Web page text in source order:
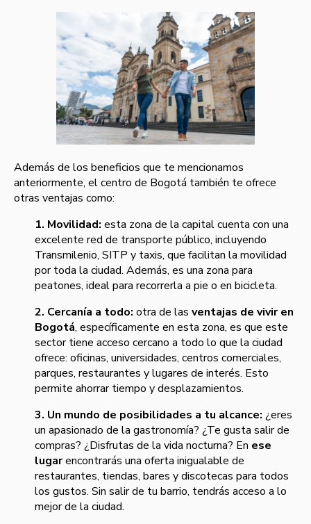
Además de los beneficios que te mencionamos
anteriormente, el centro de Bogotá también te ofrece
otras ventajas como:
1. Movilidad: esta zona de la capital cuenta con una
excelente red de transporte público, incluyendo
Transmilenio, SITP y taxis, que facilitan la movilidad
por toda la ciudad. Además, es una zona para
peatones, ideal para recorrerla a pie o en bicicleta.
2. Cercanía a todo: otra de las ventajas de vivir en
Bogotá, específicamente en esta zona, es que este
sector tiene acceso cercano a todo lo que la ciudad
ofrece: oficinas, universidades, centros comerciales,
parques, restaurantes y lugares de interés. Esto
permite ahorrar tiempo y desplazamientos.
3. Un mundo de posibilidades a tu alcance: ¿eres
un apasionado de la gastronomía? ¿Te gusta salir de
compras? ¿Disfrutas de la vida nocturna? En ese
lugarencontrarás una oferta inigualable de
restaurantes, tiendas, bares y discotecas para todos
los gustos. Sin salir de tu barrio, tendrás acceso a lo
mejor de la ciudad.